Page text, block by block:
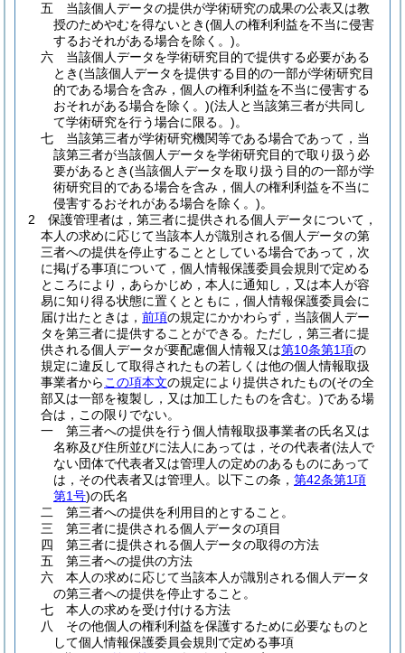
五
当該個人データの提供が学術研究の成果の公表又は教
授のためやむを得ないとき(個人の権利利益を不当に侵害
するおそれがある場合を除く。)。
六
当該個人データを学術研究目的で提供する必要がある
とき(当該個人データを提供する目的の一部が学術研究目
的である場合を含み，個人の権利利益を不当に侵害する
おそれがある場合を除く。)(法人と当該第三者が共同し
て学術研究を行う場合に限る。)。
七
当該第三者が学術研究機関等である場合であって，当
該第三者が当該個人データを学術研究目的で取り扱う必
要があるとき(当該個人データを取り扱う目的の一部が学
術研究目的である場合を含み，個人の権利利益を不当に
侵害するおそれがある場合を除く。)。
2
保護管理者は，第三者に提供される個人データについて，
本人の求めに応じて当該本人が識別される個人データの第
三者への提供を停止することとしている場合であって，次
に掲げる事項について，個人情報保護委員会規則で定める
ところにより，あらかじめ，本人に通知し，又は本人が容
易に知り得る状態に置くとともに，個人情報保護委員会に
届け出たときは， 前項の規定にかかわらず，当該個人デー
タを第三者に提供することができる。 ただし，第三者に提
供される個人データが要配慮個人情報又は第10条第1項の
規定に違反して取得されたもの若しくは他の個人情報取扱
事業者から この項本文の規定により提供されたもの(その全
部又は一部を複製し，又は加工したものを含む。)である場
合は，この限りでない。
一
第三者への提供を行う個人情報取扱事業者の氏名又は
名称及び住所並びに法人にあっては，その代表者(法人で
ない団体で代表者又は管理人の定めのあるものにあって
は，その代表者又は管理人。以下この条， 第42条第1項
第1号)の氏名
二
第三者への提供を利用目的とすること。
三
第三者に提供される個人データの項目
四
第三者に提供される個人データの取得の方法
五
第三者への提供の方法
六
本人の求めに応じて当該本人が識別される個人データ
の第三者への提供を停止すること。
七
本人の求めを受け付ける方法
八
その他個人の権利利益を保護するために必要なものと
して個人情報保護委員会規則で定める事項